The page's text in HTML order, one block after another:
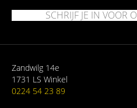
SCHRIJF JE IN VOOR
Zandwilg 14e
1731 LS Winkel
0224 54 23 89